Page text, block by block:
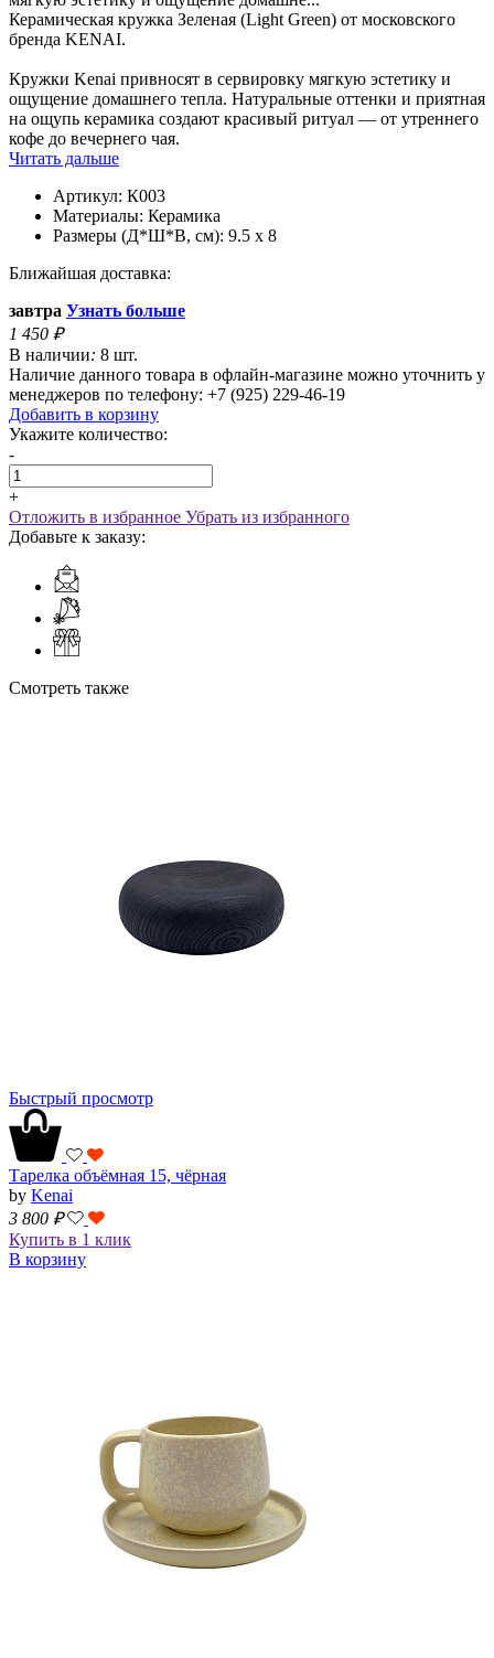
Керамическая кружка Зеленая (Light Green) от московского
бренда KENAI.
Кружки Kenai привносят в сервировку мягкую эстетику и
ощущение домашнего тепла. Натуральные оттенки и приятная
на ощупь керамика создают красивый ритуал — от утреннего
кофе до вечернего чая.
Читать дальше
Артикул: К003
Материалы: Керамика
Размеры (Д*Ш*В, см): 9.5 x 8
Ближайшая доставка:
завтра Узнать больше
1 450 ₽
В наличии: 8 шт.
Наличие данного товара в офлайн-магазине можно уточнить у
менеджеров по телефону: +7 (925) 229-46-19
Добавить в корзину
Укажите количество:
-
+
Отложить в избранное Убрать из избранного
Добавьте к заказу:
Смотреть также
Быстрый просмотр
Тарелка объёмная 15, чёрная
by Kenai
3 800 ₽
Купить в 1 клик
В корзину